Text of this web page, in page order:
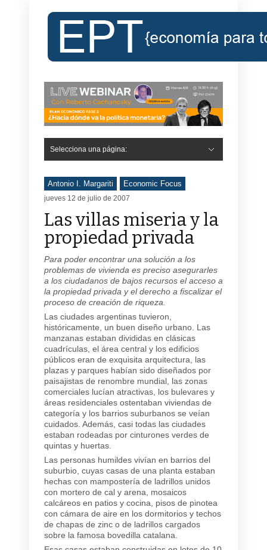
Selecciona una página:
Antonio I. Margariti Economic Focus
jueves 12 de julio de 2007
Las villas miseria y la
propiedad privada
Para poder encontrar una solución a los
problemas de vivienda es preciso asegurarles
a los ciudadanos de bajos recursos el acceso a
la propiedad privada y el derecho a fiscalizar el
proceso de creación de riqueza.
Las ciudades argentinas tuvieron,
históricamente, un buen diseño urbano. Las
manzanas estaban divididas en clásicas
cuadrículas, el área central y los edificios
públicos eran de exquisita arquitectura, las
plazas y parques habían sido diseñados por
paisajistas de renombre mundial, las zonas
comerciales lucían atractivas, los bulevares y
áreas residenciales ostentaban viviendas de
categoría y los barrios suburbanos se veían
cuidados. Además, casi todas las ciudades
estaban rodeadas por cinturones verdes de
quintas y huertas.
Las personas humildes vivían en barrios del
suburbio, cuyas casas de una planta estaban
hechas con mampostería de ladrillos unidos
con mortero de cal y arena, mosaicos
calcáreos en patios y cocina, pisos de pinotea
con cámara de aire en los dormitorios y techos
de chapas de zinc o de ladrillos cargados
sobre la famosa bovedilla catalana.